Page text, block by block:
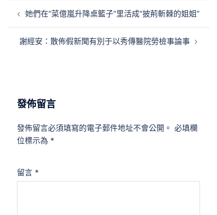
章
她們在“菜億嵐升降桌籃子”里活成“披荊斬棘的姐姐”
謝經安：散佈假新聞有別于以秀傳醫院勞檢事論事
發佈留言
發佈留言必須填寫的電子郵件地址不會公開。 必填欄
位標示為 *
留言 *